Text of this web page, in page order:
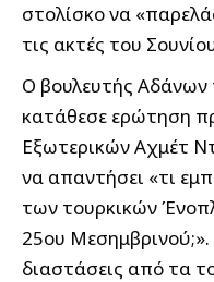
στολίσκο να
τις ακτές του
Ο βουλευτής Αδάνων
κατάθεσε ερώτηση
Εξωτερικών Αχμέτ
να απαντήσει «τι
των τουρκικών
25ου
διαστάσεις από τα